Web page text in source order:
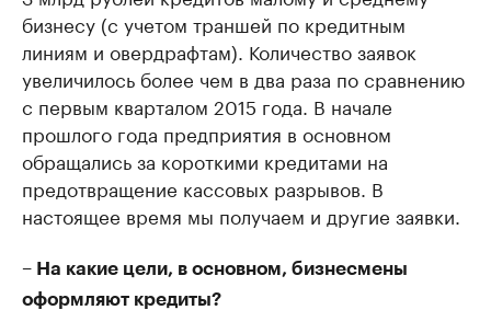
бизнесу (с учетом траншей по кредитным
линиям и овердрафтам). Количество заявок
увеличилось более чем в два раза по сравнению
с первым кварталом 2015 года. В начале
прошлого года предприятия в основном
обращались за короткими кредитами на
предотвращение кассовых разрывов. В
настоящее время мы получаем и другие заявки.
– На какие цели, в основном, бизнесмены
оформляют кредиты?